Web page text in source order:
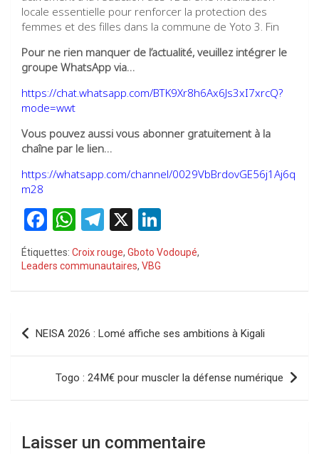
locale essentielle pour renforcer la protection des
femmes et des filles dans la commune de Yoto 3. Fin
Pour ne rien manquer de l’actualité, veuillez intégrer le
groupe WhatsApp via…
https://chat.whatsapp.com/BTK9Xr8h6Ax6Js3xI7xrcQ?
mode=wwt
Vous pouvez aussi vous abonner gratuitement à la
chaîne par le lien…
https://whatsapp.com/channel/0029VbBrdovGE56j1Aj6q
m28
F
a
ce
b
o
k
W
h
at
s
p
p
T
e
gr
m
X
n
dI
Étiquettes: Croix rouge, Gboto Vodoupé,
Leaders communautaires, VBG
Navigation
de
l’article
NEISA 2026 : Lomé affiche ses ambitions à Kigali
Togo : 24 M€ pour muscler la défense numérique
Laisser un commentaire